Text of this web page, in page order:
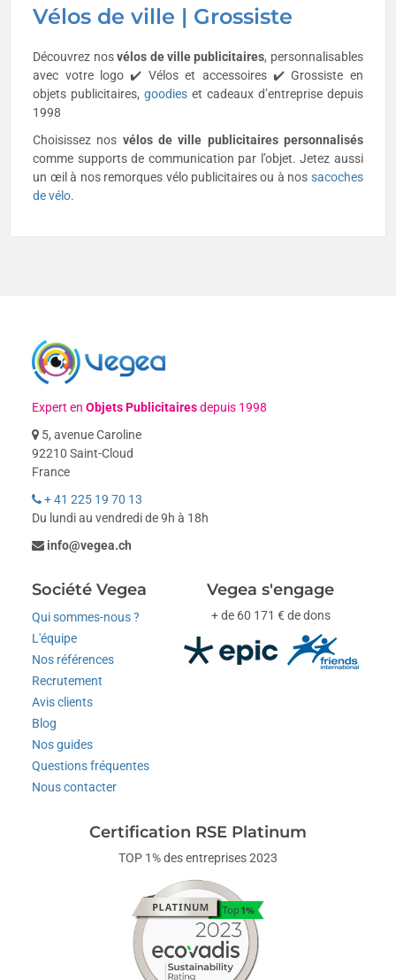
Vélos de ville | Grossiste
Découvrez nosvélos de ville publicitaires, personnalisables
avec votre logo ✔️ Vélos et accessoires ✔️ Grossiste en
objets publicitaires,goodies et cadeaux d’entreprise depuis
1998
Choisissez nos vélos de ville publicitaires personnalisés
comme supports de communication par l’objet. Jetez aussi
un œil à nos remorques vélo publicitaires ou à nos sacoches
de vélo.
Expert enObjets Publicitairesdepuis 1998
5, avenue Caroline
92210 Saint-Cloud
France
+ 41 225 19 70 13
Du lundi au vendredi de 9h à 18h
info@vegea.ch
Société Vegea
Qui sommes-nous ?
L'équipe
Nos références
Recrutement
Avis clients
Blog
Nos guides
Questions fréquentes
Nous contacter
Vegea s'engage
+ de 60 171 € de dons
Certification RSE Platinum
TOP 1% des entreprises 2023